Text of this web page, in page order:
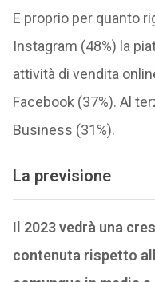
E proprio per quanto
Instagram (48%) la
attività di vendita
Facebook (37%). Al
Business (31%).
La previsione
Il 2023 vedrà una
contenuta rispetto